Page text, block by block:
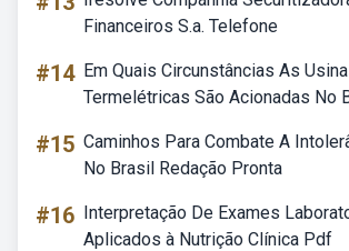
Financeiros S.a. Telefone
#14 Em Quais Circunstâncias As
Termelétricas São Acionadas No
#15 Caminhos Para Combate A
No Brasil Redação Pronta
#16 Interpretação De Exames
Aplicados à Nutrição Clínica Pdf